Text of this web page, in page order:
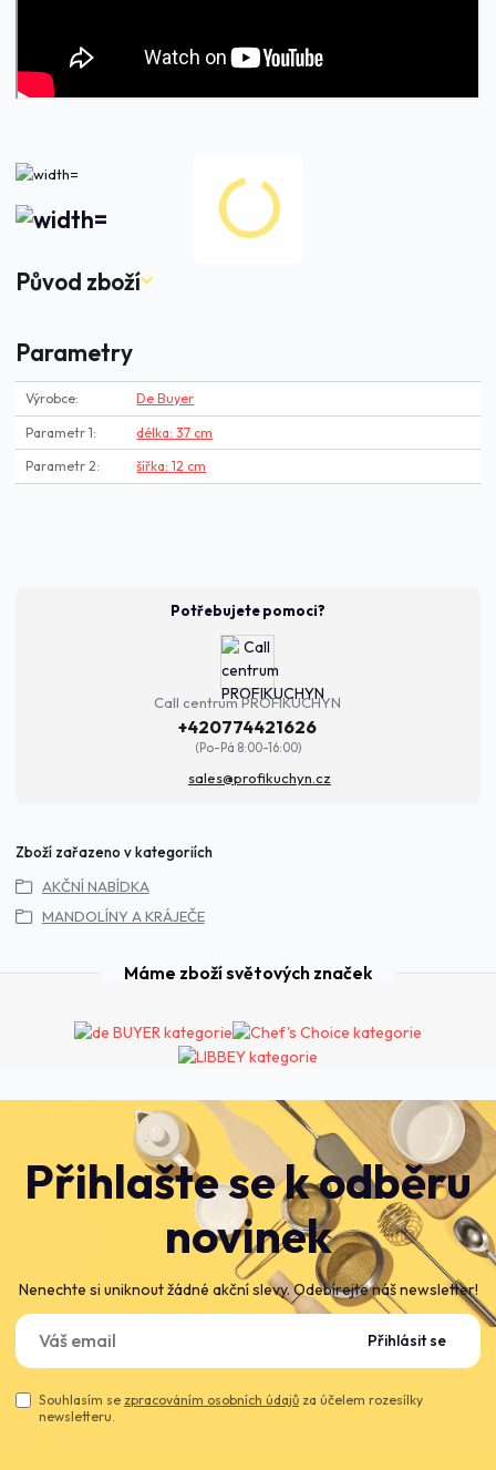
Původ zboží
Parametry
Výrobce De Buyer
Parametr 1 délka: 37 cm
Parametr 2 šířka: 12 cm
Potřebujete pomoci?
Call centrum PROFIKUCHYN
+420774421626
(Po-Pá 8:00-16:00)
sales@profikuchyn.cz
Zboží zařazeno v kategoriích
AKČNÍ NABÍDKA
MANDOLÍNY A KRÁJEČE
Přihlašte se k odběru
novinek
Nenechte si uniknout žádné akční slevy. Odebírejte náš newsletter!
Přihlásit se
Souhlasím se zpracováním osobních údajů za účelem rozesílky
newsletteru.
Máme zboží světových značek